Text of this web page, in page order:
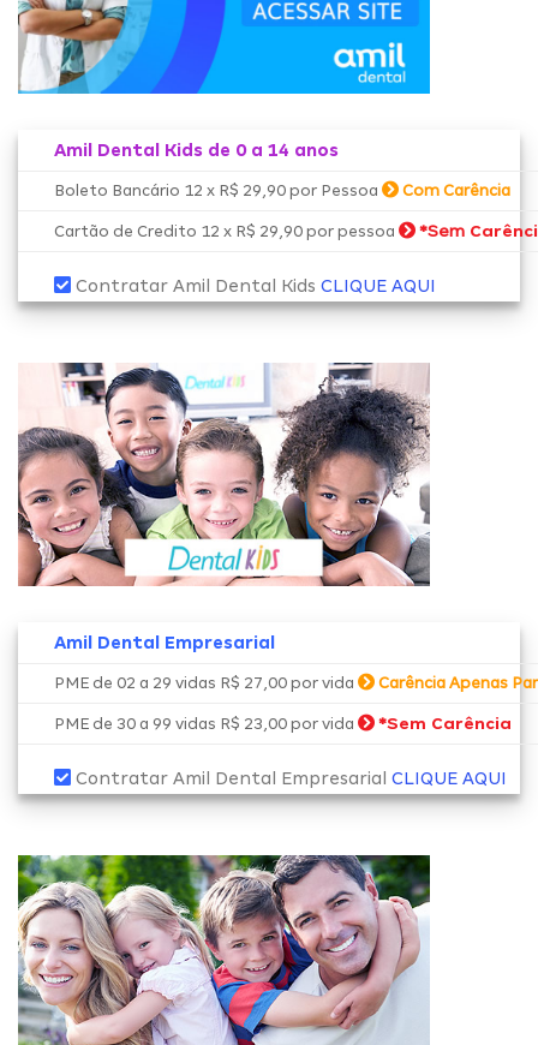
Amil Dental Kids de 0 a 14 anos
Boleto Bancário 12 x R$ 29,90 por Pessoa Com Carência
Cartão de Credito 12 x R$ 29,90 por pessoa *Sem
Contratar Amil Dental Kids CLIQUE AQUI
Amil Dental Empresarial
PME de 02 a 29 vidas R$ 27,00 por vida Carência Apenas
PME de 30 a 99 vidas R$ 23,00 por vida *Sem Carência
Contratar Amil Dental Empresarial CLIQUE AQUI